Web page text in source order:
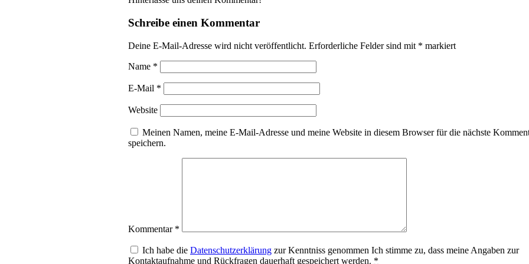
Schreibe einen Kommentar
Deine E-Mail-Adresse wird nicht veröffentlicht. Erforderliche Felder sind mit * markiert
Name *
E-Mail *
Website
Meinen Namen, meine E-Mail-Adresse und meine Website in diesem Browser für die nächste
speichern.
Kommentar *
Ich habe die Datenschutzerklärung zur Kenntniss genommen Ich stimme zu, dass meine Angaben zur
Kontaktaufnahme und Rückfragen dauerhaft gespeichert werden. *